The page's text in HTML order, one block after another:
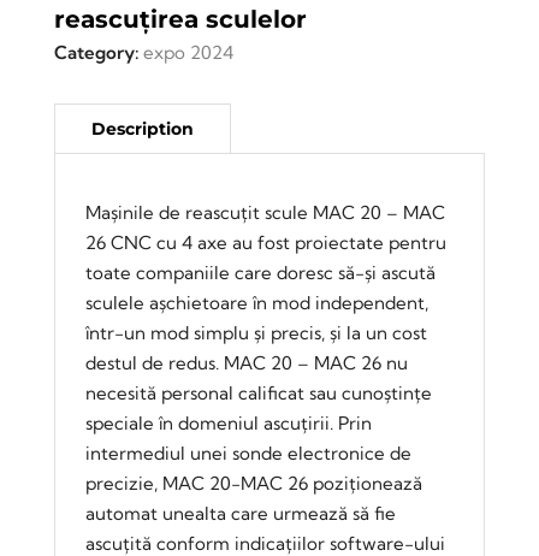
reascuțirea sculelor
Category: expo 2024
Mașinile de reascuțit scule MAC 20 – MAC
26 CNC cu 4 axe au fost proiectate pentru
toate companiile care doresc să-și ascută
sculele așchietoare în mod independent,
într-un mod simplu și precis, și la un cost
destul de redus. MAC 20 – MAC 26 nu
necesită personal calificat sau cunoștințe
speciale în domeniul ascuțirii. Prin
intermediul unei sonde electronice de
precizie, MAC 20-MAC 26 poziționează
automat unealta care urmează să fie
ascuțită conform indicațiilor software-ului